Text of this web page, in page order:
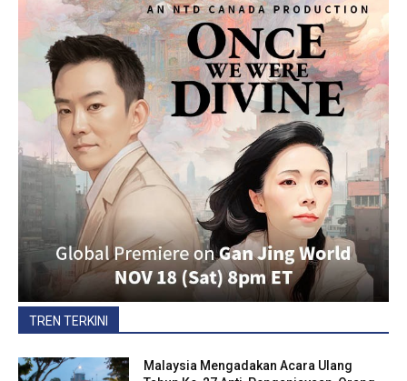
TREN TERKINI
Malaysia Mengadakan Acara Ulang